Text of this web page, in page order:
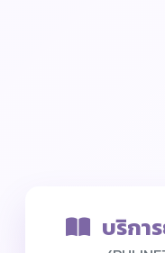
บริกา